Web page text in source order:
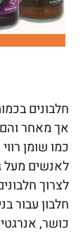
חלבונים
אך מאחר והם
כמו שומן
לצרוך
חלבון עבור
כושר,